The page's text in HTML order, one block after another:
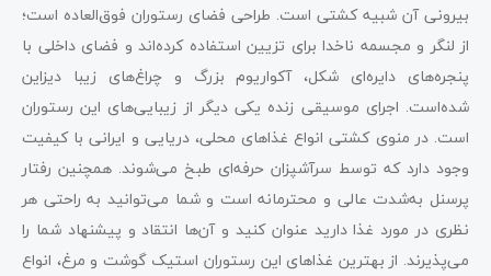
بیرونی آن شبیه کشتی است. طراحی فضای رستوران فوق‌العاده است؛
از لنگر و مجسمه ناخدا برای تزیین استفاده کرده‌اند و فضای داخلی با
پنجره‌های دایره‌ای شکل، آکواریوم بزرگ و چراغ‌های زیبا دیزاین
شده‌است. اجرای موسیقی زنده یکی دیگر از زیبایی‌های این رستوران
است. در منوی کشتی انواع غذاهای محلی، دریایی و ایرانی با کیفیت
وجود دارد که توسط سرآشپزان حرفه‌ای طبخ می‌شوند. همچنین رفتار
پرسنل به‌شدت عالی و محترمانه است و شما می‌توانید به راحتی هر
نظری در مورد غذا دارید عنوان کنید و آن‌ها انتقاد و پیشنهاد شما را
می‌پذیرند. از بهترین غذاهای این رستوران استیک گوشت و مرغ، انواع